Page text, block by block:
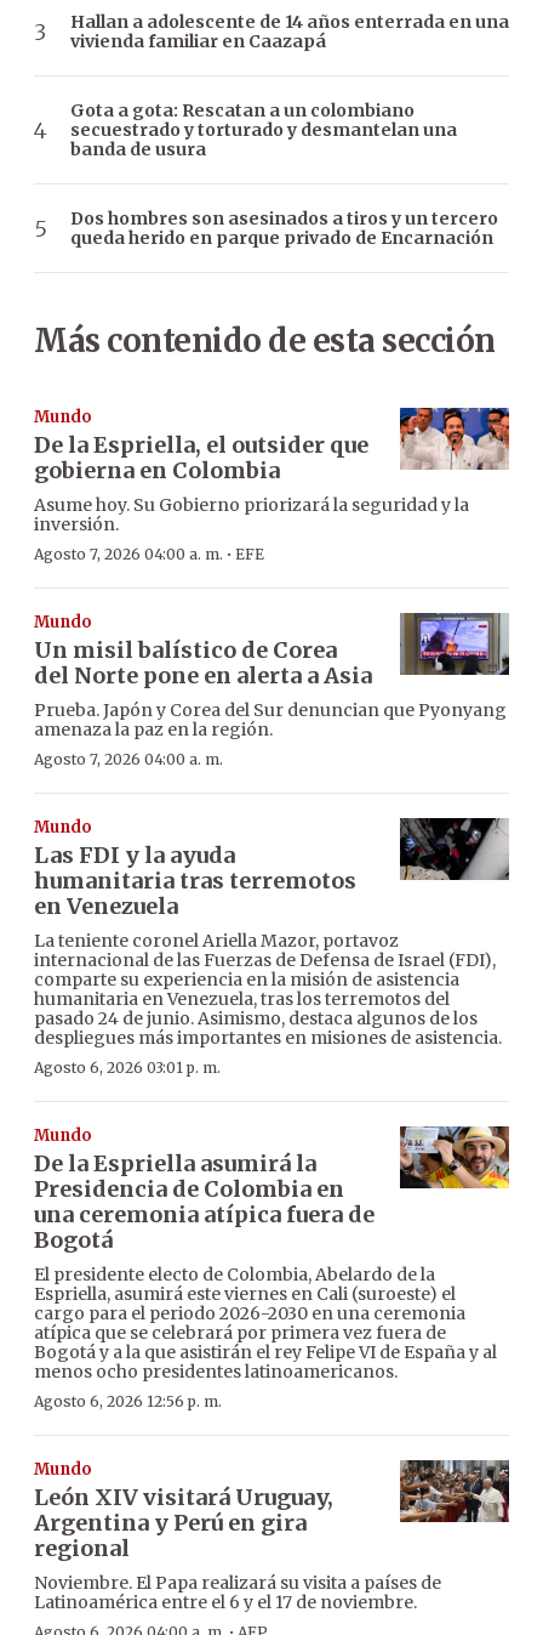
Hallan a adolescente de 14 años enterrada en una
vivienda familiar en Caazapá
Gota a gota: Rescatan a un colombiano
secuestrado y torturado y desmantelan una
banda de usura
Dos hombres son asesinados a tiros y un tercero
queda herido en parque privado de Encarnación
Más contenido de esta sección
Mundo
De la Espriella, el outsider que
gobierna en Colombia
Asume hoy. Su Gobierno priorizará la seguridad y la
inversión.
Agosto 7, 2026 04:00 a. m. · EFE
Mundo
Un misil balístico de Corea
del Norte pone en alerta a Asia
Prueba. Japón y Corea del Sur denuncian que Pyonyang
amenaza la paz en la región.
Agosto 7, 2026 04:00 a. m.
Mundo
Las FDI y la ayuda
humanitaria tras terremotos
en Venezuela
La teniente coronel Ariella Mazor, portavoz
internacional de las Fuerzas de Defensa de Israel (FDI),
comparte su experiencia en la misión de asistencia
humanitaria en Venezuela, tras los terremotos del
pasado 24 de junio. Asimismo, destaca algunos de los
despliegues más importantes en misiones de asistencia.
Agosto 6, 2026 03:01 p. m.
Mundo
De la Espriella asumirá la
Presidencia de Colombia en
una ceremonia atípica fuera de
Bogotá
El presidente electo de Colombia, Abelardo de la
Espriella, asumirá este viernes en Cali (suroeste) el
cargo para el periodo 2026-2030 en una ceremonia
atípica que se celebrará por primera vez fuera de
Bogotá y a la que asistirán el rey Felipe VI de España y al
menos ocho presidentes latinoamericanos.
Agosto 6, 2026 12:56 p. m.
Mundo
León XIV visitará Uruguay,
Argentina y Perú en gira
regional
Noviembre. El Papa realizará su visita a países de
Latinoamérica entre el 6 y el 17 de noviembre.